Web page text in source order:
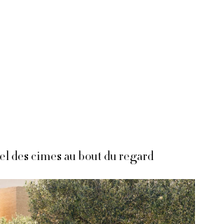
des cimes au bout du regard